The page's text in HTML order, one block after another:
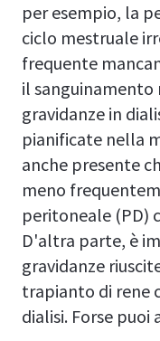
per esempio, la
ciclo mestruale
frequente
il sanguinamento
gravidanze in
pianificate nella
anche presente
meno
peritoneale (PD)
D'altra parte, è
gravidanze
trapianto di rene
dialisi. Forse